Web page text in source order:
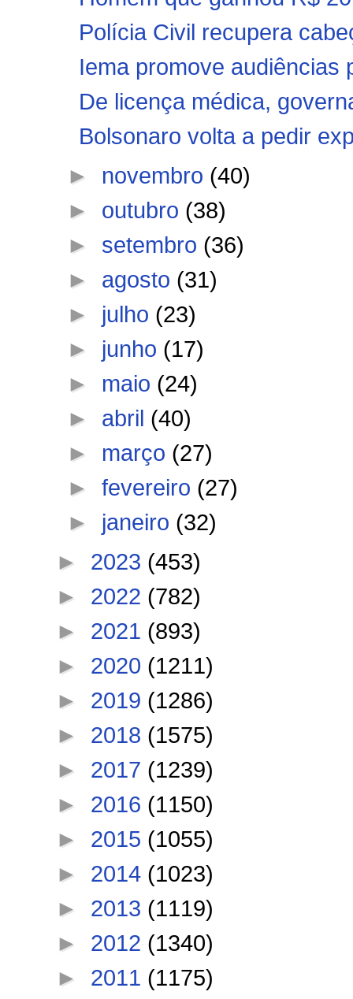
Polícia Civil recupera
Iema promove audiências
De licença médica,
Bolsonaro volta a pedir
► novembro (40)
► outubro (38)
► setembro (36)
► agosto (31)
► julho (23)
► junho (17)
► maio (24)
► abril (40)
► março (27)
►fevereiro (27)
► janeiro (32)
► 2023 (453)
► 2022 (782)
► 2021 (893)
► 2020 (1211)
► 2019 (1286)
► 2018 (1575)
► 2017 (1239)
► 2016 (1150)
► 2015 (1055)
► 2014 (1023)
► 2013 (1119)
► 2012 (1340)
► 2011 (1175)